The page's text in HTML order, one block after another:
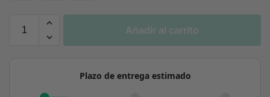
Añadir al carrito
Plazo de entrega estimado